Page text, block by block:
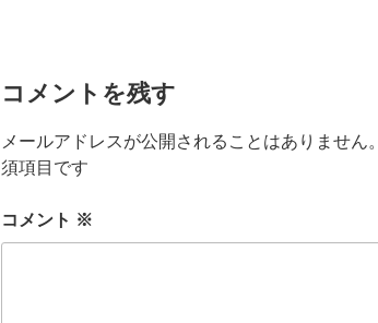
コメントを残す
メールアドレスが公開されることはありません。
須項目です
コメント ※